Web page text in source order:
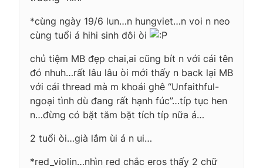
*cùng ngày 19/6 lun…n hungviet…n voi n neo
cùng tuổi á hihi sinh đôi òi
chủ tiệm MB đẹp chai,ai cũng bít n với cái tên
đó nhuh…rất lâu lâu òi mới thấy n back lại MB
với cái thread mà m khoái ghê “Unfaithful-
ngoại tình dù đang rất hạnh fúc”…típ tục hen
n…đừng có bặt tăm bặt tích típ nữa á…
2 tuổi òi…già lắm ùi á n ui…
*red_violin…nhìn red chắc eros thấy 2 chữ